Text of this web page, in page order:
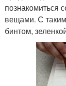
познакомиться
вещами. С
бинтом,